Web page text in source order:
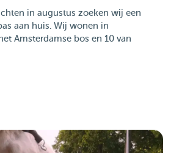
in augustus zoeken wij een
aan huis. Wij wonen in
Amsterdamse bos en 10 van